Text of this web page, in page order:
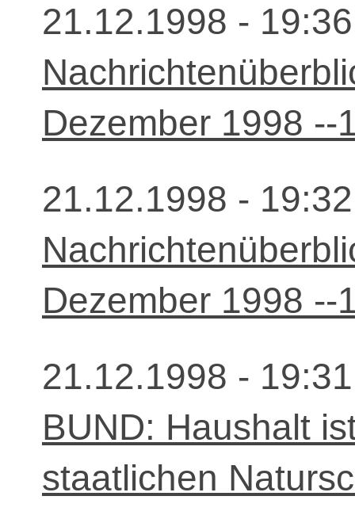
21.12.1998 -
Dezember 1998 --
21.12.1998 -
Dezember 1998 --
21.12.1998 -
BUND: Haushalt
staatlichen